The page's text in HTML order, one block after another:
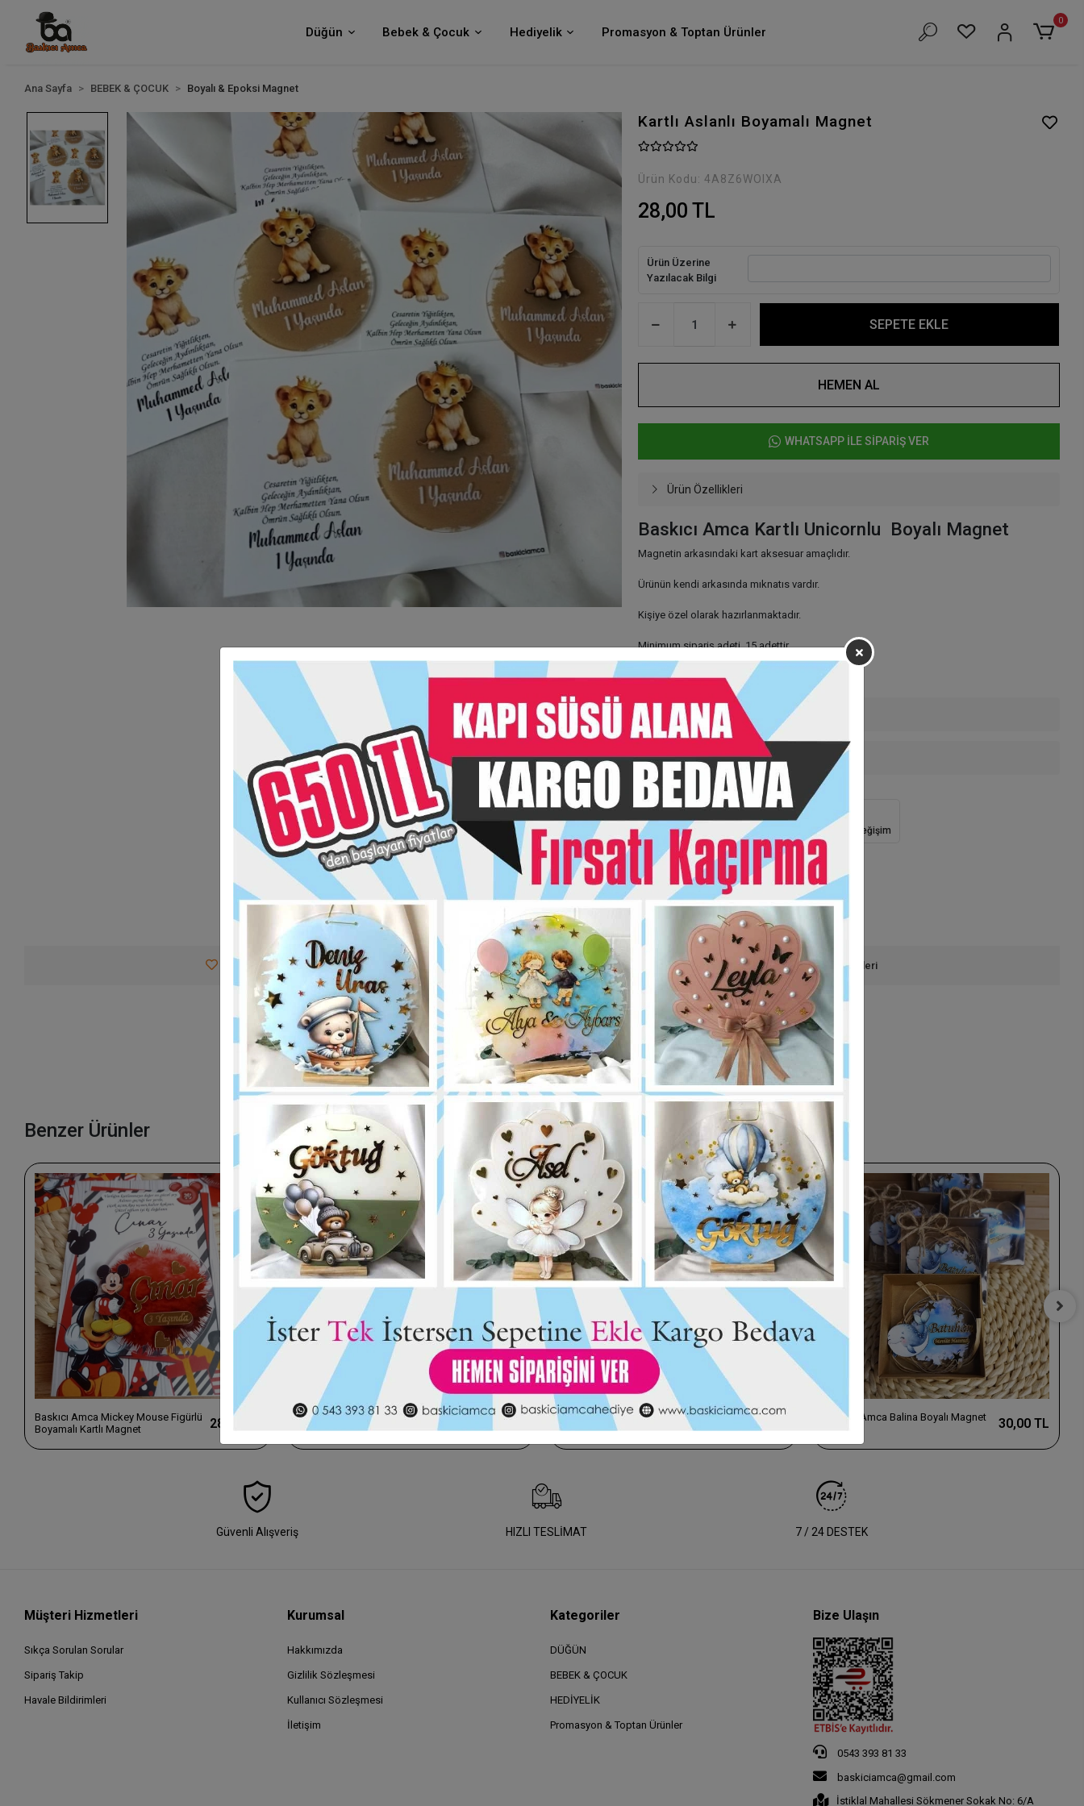
Düğün Bebek & Çocuk Hediyelik Promasyon & Toptan Ürünler
0
Ana Sayfa BEBEK & ÇOCUK Boyalı & Epoksi Magnet
Kartlı Aslanlı Boyamalı Magnet
Ürün Kodu: 4A8Z6WOIXA
28,00 TL
Ürün Üzerine
Yazılacak Bilgi
SEPETE EKLE
HEMEN AL
WHATSAPP İLE SİPARİŞ VER
Ürün Özellikleri
Baskıcı Amca Kartlı Unicornlu Boyalı Magnet
Magnetin arkasındaki kart aksesuar amaçlıdır.
Ürünün kendi arkasında mıknatıs vardır.
Kişiye özel olarak hazırlanmaktadır.
Minimum sipariş adeti 15 adettir.
Stand fiyata dahil değildir.
Taksit Seçenekleri
Garanti Ve Teslimat
Hızlı Gönderi Güvenli Alışveriş İade ve Değişim
Favorilerime Ekle Tavsiye Et Yorum Yaz Karşılaştır Fiyat Alarmı Telefonla Sipariş Ürün Önerileri
Bu ürün için henüz yorum yapılmadı.
Yorum Yap
Benzer Ürünler
Baskıcı Amca Mickey Mouse Figürlü
Boyamalı Kartlı Magnet
28,00 TL
Baskıcı Amca Kurdaleli Pleksi
Magnet
25,00 TL
Baskıcı Amca Kuğulu Boyalı Magnet
Kutulu
30,00 TL
Baskıcı Amca Balina Boyalı Magnet
30,00 TL
Güvenli Alışveriş HIZLI TESLİMAT 7 / 24 DESTEK
Müşteri Hizmetleri
Sıkça Sorulan Sorular
Sipariş Takip
Havale Bildirimleri
Kurumsal
Hakkımızda
Gizlilik Sözleşmesi
Kullanıcı Sözleşmesi
İletişim
Kategoriler
DÜĞÜN
BEBEK & ÇOCUK
HEDİYELİK
Promasyon & Toptan Ürünler
Bize Ulaşın
0543 393 81 33
baskiciamca@gmail.com
İstiklal Mahallesi Sökmener Sokak No: 6/A